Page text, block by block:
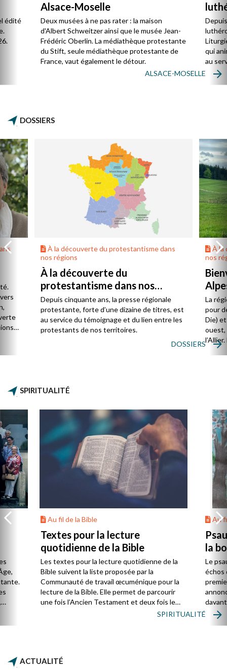
édité
Alsace-Moselle
Deux musées à ne pas rater : la maison
d'Albert Schweitzer ainsi que le musée Jean-
Frédéric Oberlin. La médiathèque protestante
du Stift, seule médiathèque protestante de
France, vaut également le détour.
qui
au
ces
ALSACE-MOSELLE
DOSSIERS
À la découverte du protestantisme dans
nos régions
À la découverte du
protestantisme dans nos
régions
Depuis cinquante ans, la presse régionale
protestante, forte d’une dizaine de titres, est
au service du témoignage et du lien entre les
protestants de nos territoires.
À la
nos
La
pour
Die)
ouest,
57
DOSSIERS
SPIRITUALITÉ
Au fil de la Bible
Textes pour la lecture
quotidienne de la Bible
Les textes pour la lecture quotidienne de la
Bible suivent la liste proposée par la
Communauté de travail œcuménique pour la
lecture de la Bible. Elle permet de parcourir
une fois l’Ancien Testament et deux fois le
Au
la
Le
échos
grâce
SPIRITUALITÉ
ACTUALITÉ